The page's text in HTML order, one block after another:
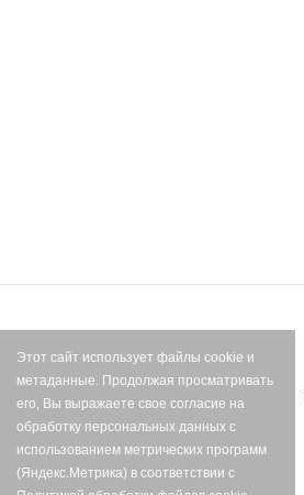
Этот сайт использует файлы cookie и
метаданные. Продолжая просматривать
его, Вы выражаете свое согласие на
обработку персональных данных с
использованием метрических программ
(Яндекс.Метрика) в соответствии с